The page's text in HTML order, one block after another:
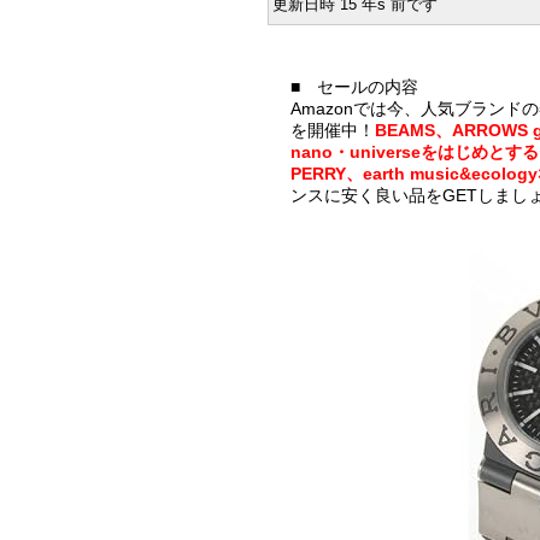
更新日時 15 年s 前です
■ セールの内容
Amazonでは今、人気ブランド
を開催中！ BEAMS、ARROWS
nano・universeをはじめとす
PERRY、earth music&ecology
ンスに安く良い品をGETしまし